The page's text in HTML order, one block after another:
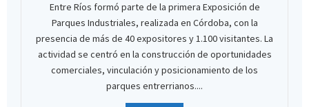
Entre Ríos formó parte de la primera Exposición de
Parques Industriales, realizada en Córdoba, con la
presencia de más de 40 expositores y 1.100 visitantes. La
actividad se centró en la construcción de oportunidades
comerciales, vinculación y posicionamiento de los
parques entrerrianos....